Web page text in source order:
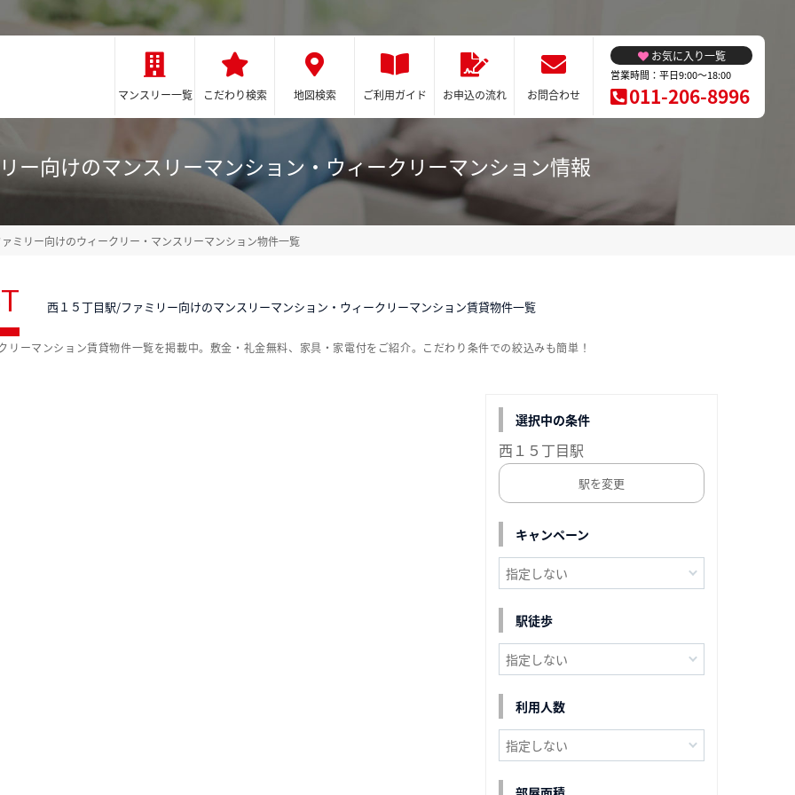
マンスリー一覧 こだわり検索 地図検索 ご利用ガイド お申込の流れ お問合わせ
お気に入り一覧
営業時間：平日9:00～18:00
011-206-8996
ー向けのマンスリーマンション・ウィークリーマンション情報
ァミリー向けのウィークリー・マンスリーマンション物件一覧
西１５丁目駅/ファミリー向けのマンスリーマンション・ウィークリーマンション賃貸物件一覧
ーマンション賃貸物件一覧を掲載中。敷金・礼金無料、家具・家電付をご紹介。こだわり条件での絞込みも簡単！
選択中の条件
西１５丁目駅
駅を変更
キャンペーン
駅徒歩
利用人数